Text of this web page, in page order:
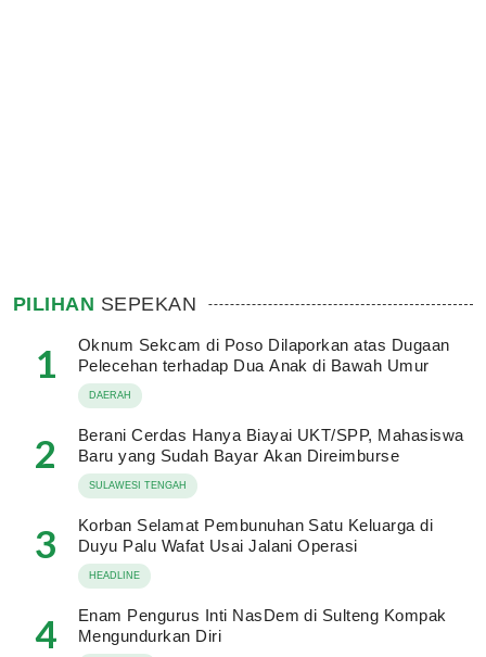
PILIHAN SEPEKAN
1
Oknum Sekcam di Poso Dilaporkan atas Dugaan
Pelecehan terhadap Dua Anak di Bawah Umur
DAERAH
2
Berani Cerdas Hanya Biayai UKT/SPP, Mahasiswa
Baru yang Sudah Bayar Akan Direimburse
SULAWESI TENGAH
3
Korban Selamat Pembunuhan Satu Keluarga di
Duyu Palu Wafat Usai Jalani Operasi
HEADLINE
4
Enam Pengurus Inti NasDem di Sulteng Kompak
Mengundurkan Diri